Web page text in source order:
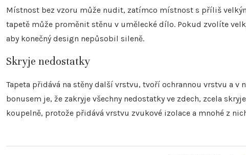
Místnost bez vzoru může nudit, zatímco místnost s příliš
tapetě může proměnit stěnu v umělecké dílo. Pokud zvolíte
aby konečný design nepůsobil sileně.
Skryje nedostatky
Tapeta přidává na stěny další vrstvu, tvoří ochrannou vrstvu a
bonusem je, že zakryje všechny nedostatky ve zdech, zcela
koupelně, protože přidává vrstvu zvukové izolace a mnohé z